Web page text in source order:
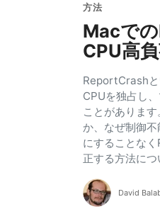
方法
Macで
CPU高
ReportCrash
CPUを独占し
ことがありま
か、なぜ制御
にすることな
正する方法につ
David